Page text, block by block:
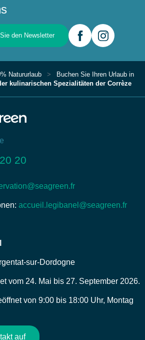
den Newsletter
Natururlaub
Buchen Sie Ihren Urlaub in
kulinarischen Spezialitäten der Corrèze
20
accueil.legibanel@seagreen.fr
sur-Dordogne
vom 24. Mai bis 27. September 2026.
von 9:00 bis 18:00 Uhr, Montag
auf